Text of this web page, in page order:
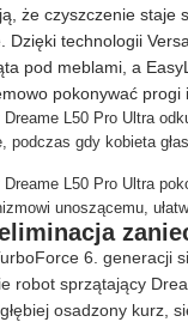
że czyszczenie staje
Dzięki technologii
pod meblami, a
pokonywać progi
6. generacji
robot sprzątający
osadzony kurz,